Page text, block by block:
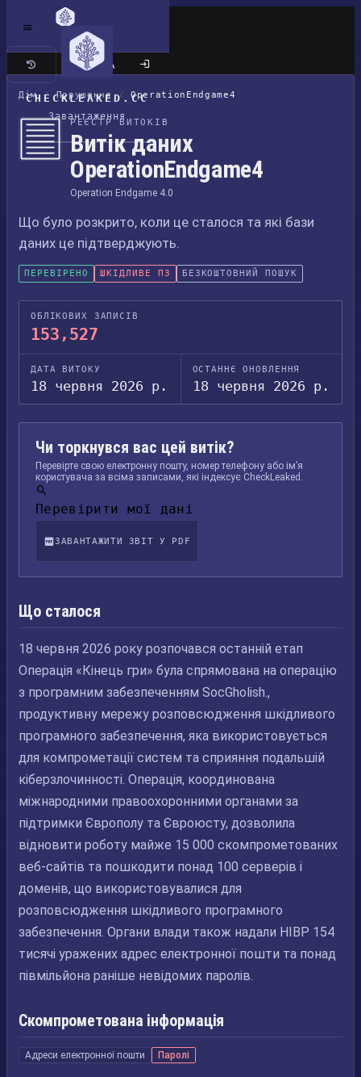
CHECKLEAKED.CC
Завантаження
Класичний сайт
Дім / Порушення / OperationEndgame4
РЕЄСТР ВИТОКІВ
Витік даних
OperationEndgame4
Operation Endgame 4.0
Що було розкрито, коли це сталося та які бази
даних це підтверджують.
ПЕРЕВІРЕНО ШКІДЛИВЕ ПЗ БЕЗКОШТОВНИЙ ПОШУК
ОБЛІКОВИХ ЗАПИСІВ
153,527
ДАТА ВИТОКУ
18 червня 2026 р.
ОСТАННЄ ОНОВЛЕННЯ
18 червня 2026 р.
Чи торкнувся вас цей витік?
Перевірте свою електронну пошту, номер телефону або ім’я
користувача за всіма записами, які індексує CheckLeaked.
Перевірити мої дані
ЗАВАНТАЖИТИ ЗВІТ У PDF
Що сталося
18 червня 2026 року розпочався останній етап
Операція «Кінець гри» була спрямована на операцію
з програмним забезпеченням SocGholish.,
продуктивну мережу розповсюдження шкідливого
програмного забезпечення, яка використовується
для компрометації систем та сприяння подальшій
кіберзлочинності. Операція, координована
міжнародними правоохоронними органами за
підтримки Європолу та Євроюсту, дозволила
відновити роботу майже 15 000 скомпрометованих
веб-сайтів та пошкодити понад 100 серверів і
доменів, що використовувалися для
розповсюдження шкідливого програмного
забезпечення. Органи влади також надали HIBP 154
тисячі уражених адрес електронної пошти та понад
півмільйона раніше невідомих паролів.
Скомпрометована інформація
Адреси електронної пошти Паролі